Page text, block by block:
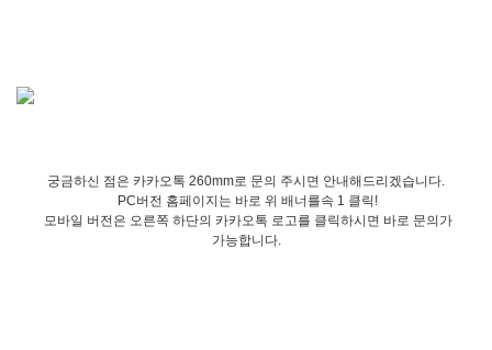
궁금하신 점은 카카오톡 260mm로 문의 주시면 안내해드리겠습니다.
PC버전 홈페이지는 바로 위 배너를속 1 클릭!
모바일 버전은 오른쪽 하단의 카카오톡 로고를 클릭하시면 바로 문의가
가능합니다.